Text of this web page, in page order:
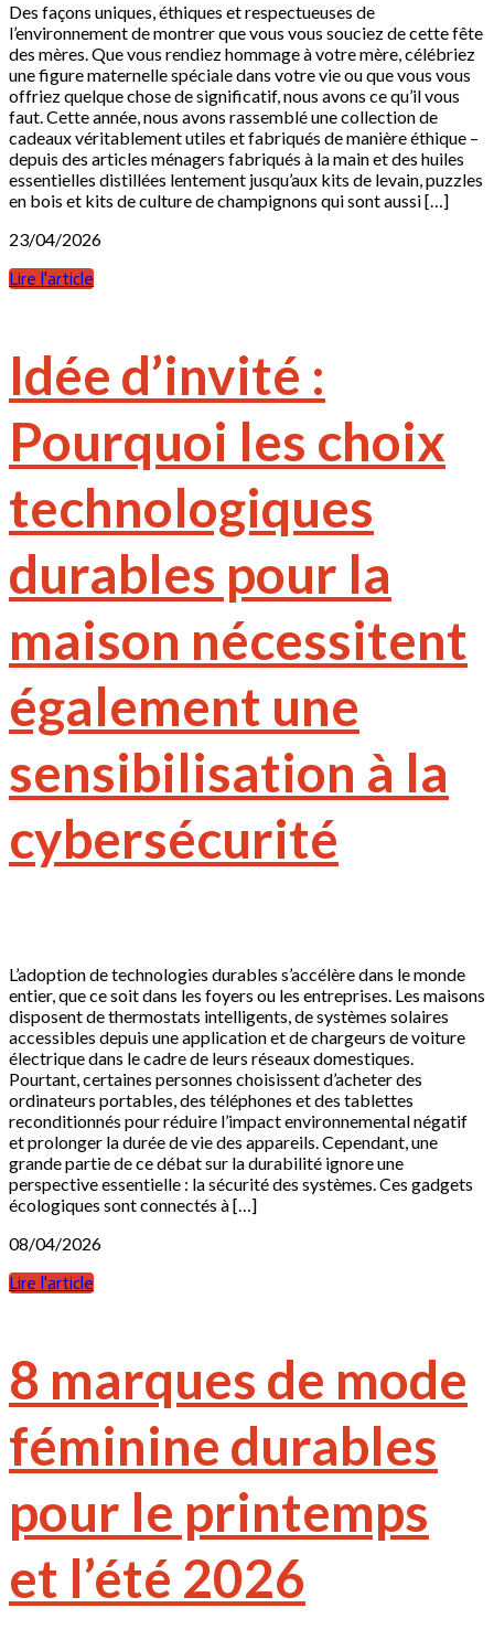
Des façons uniques, éthiques et respectueuses de
l’environnement de montrer que vous vous souciez de cette fête
des mères. Que vous rendiez hommage à votre mère, célébriez
une figure maternelle spéciale dans votre vie ou que vous vous
offriez quelque chose de significatif, nous avons ce qu’il vous
faut. Cette année, nous avons rassemblé une collection de
cadeaux véritablement utiles et fabriqués de manière éthique –
depuis des articles ménagers fabriqués à la main et des huiles
essentielles distillées lentement jusqu’aux kits de levain, puzzles
en bois et kits de culture de champignons qui sont aussi […]
23/04/2026
Lire l'article
Idée d’invité :
Pourquoi les choix
technologiques
durables pour la
maison nécessitent
également une
sensibilisation à la
cybersécurité
L’adoption de technologies durables s’accélère dans le monde
entier, que ce soit dans les foyers ou les entreprises. Les maisons
disposent de thermostats intelligents, de systèmes solaires
accessibles depuis une application et de chargeurs de voiture
électrique dans le cadre de leurs réseaux domestiques.
Pourtant, certaines personnes choisissent d’acheter des
ordinateurs portables, des téléphones et des tablettes
reconditionnés pour réduire l’impact environnemental négatif
et prolonger la durée de vie des appareils. Cependant, une
grande partie de ce débat sur la durabilité ignore une
perspective essentielle : la sécurité des systèmes. Ces gadgets
écologiques sont connectés à […]
08/04/2026
Lire l'article
8 marques de mode
féminine durables
pour le printemps
et l’été 2026